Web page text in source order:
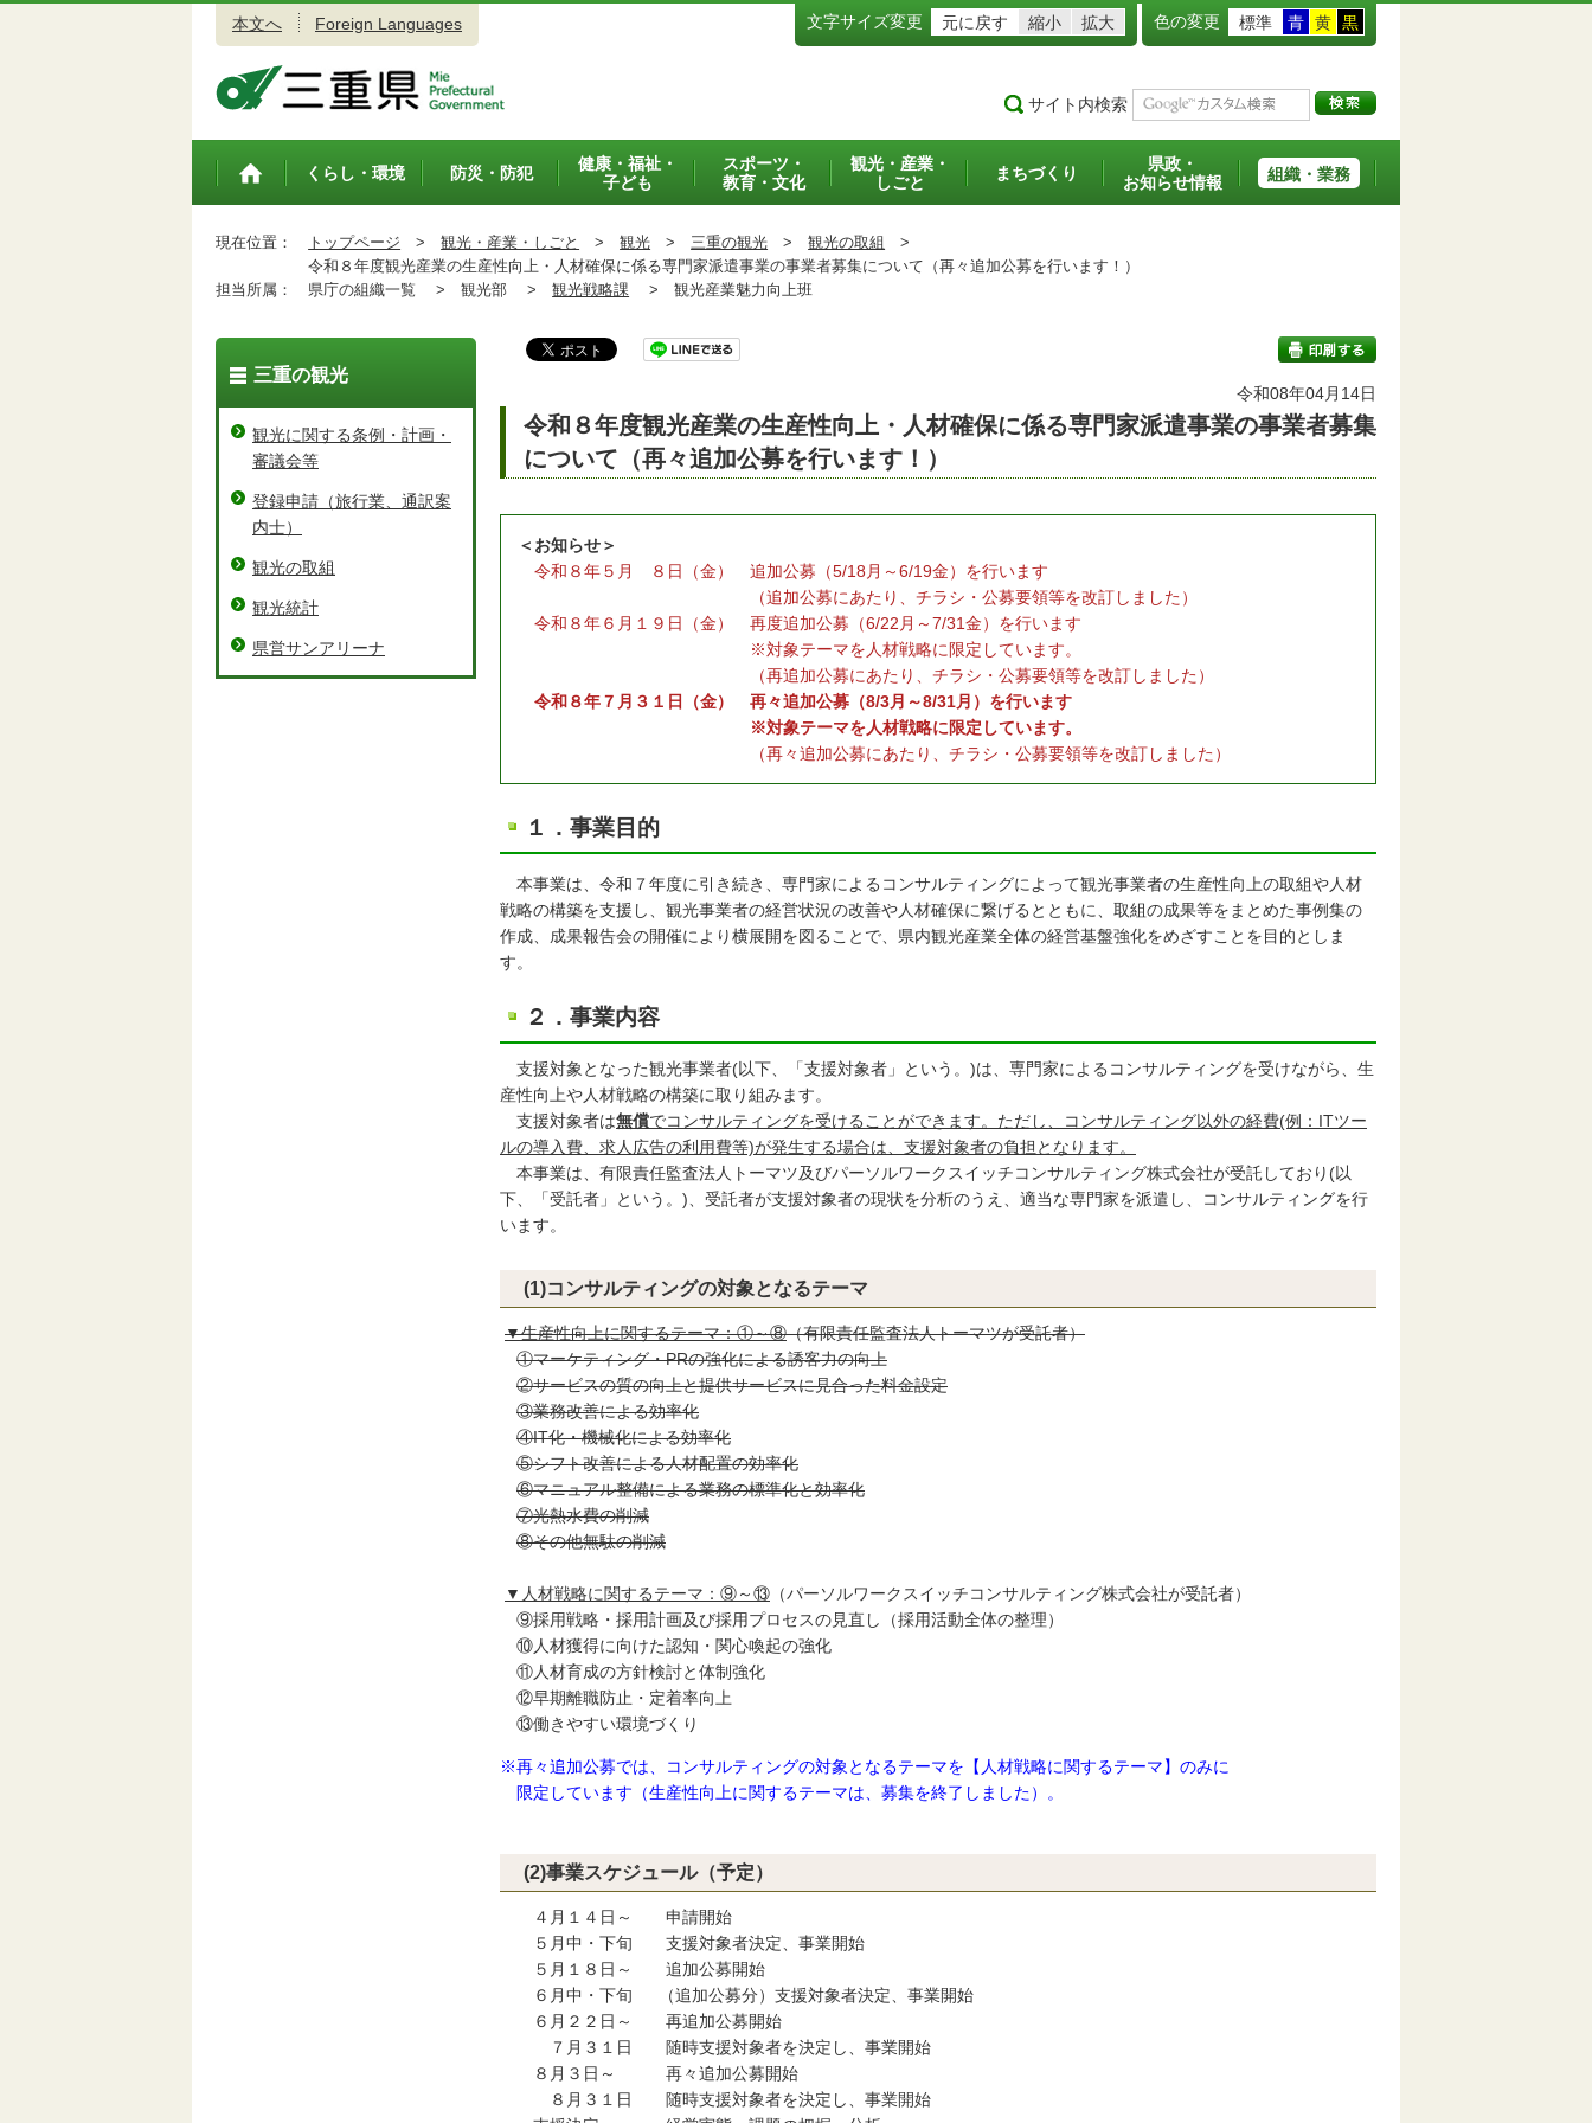
本文へ Foreign Languages 文字サイズ変更 元に戻す 縮小 拡大 色の変更 標準 青 黄 黒
サイト内検索
トップペ
くらし・環境 防災・防犯
健康・福祉・
子ども
スポーツ・
教育・文化
観光・産業・
しごと
まちづくり
県政・
お知らせ情報
組織・業務
現在位置： トップページ > 観光・産業・しごと > 観光 > 三重の観光 > 観光の取組
>
令和８年度観光産業の生産性向上・人材確保に係る専門家派遣事業の事業者募集について（再々追加公募を行います！）
担当所属：
県庁の組織一覧 > 観光部 > 観光戦略課 > 観光産業魅力向上班
令和08年04月14日
令和８年度観光産業の生産性向上・人材確保に係る専門家派遣事業の事業者募集
について（再々追加公募を行います！）
＜お知らせ＞
令和８年５月 ８日（金）
追加公募 （5/18月～6/19金） を行います
（追加公募にあたり、チラシ・公募要領等を改訂しました）
令和８年６月１９日（金） 再度追加公募 （6/22月～7/31金） を行います
※対象テーマを人材戦略に限定しています。
（再追加公募にあたり、チラシ・公募要領等を改訂しました）
令和８年７月３１日（金） 再々追加公募 （8/3月～8/31月） を行います
※対象テーマを人材戦略に限定しています。
（再々追加公募にあたり、チラシ・公募要領等を改訂しました）
１．事業目的
本事業は、令和７年度に引き続き、専門家によるコンサルティングによって観光事業者の生産性向上の取組や人材
戦略の構築を支援し、観光事業者の経営状況の改善や人材確保に繋げるとともに、取組の成果等をまとめた事例集の
作成、成果報告会の開催により横展開を図ることで、県内観光産業全体の経営基盤強化をめざすことを目的としま
す。
２．事業内容
支援対象となった観光事業者(以下、「支援対象者」という。)は、専門家によるコンサルティングを受けながら、生
産性向上や人材戦略の構築に取り組みます。
支援対象者は無償でコンサルティングを受けることができます。ただし、コンサルティング以外の経費(例：ITツー
ルの導入費、求人広告の利用費等)が発生する場合は、支援対象者の負担となります。
本事業は、有限責任監査法人トーマツ及びパーソルワークスイッチコンサルティング株式会社が受託しており(以
下、「受託者」という。)、受託者が支援対象者の現状を分析のうえ、適当な専門家を派遣し、コンサルティングを行
います。
(1)コンサルティングの対象となるテーマ
▼生産性向上に関するテーマ：①～⑧（有限責任監査法人トーマツが受託者）
①マーケティング・PRの強化による誘客力の向上
②サービスの質の向上と提供サービスに見合った料金設定
③業務改善による効率化
④IT化・機械化による効率化
⑤シフト改善による人材配置の効率化
⑥マニュアル整備による業務の標準化と効率化
⑦光熱水費の削減
⑧その他無駄の削減
▼人材戦略に関するテーマ：⑨～⑬ （パーソルワークスイッチコンサルティング株式会社が受託者）
⑨採用戦略・採用計画及び採用プロセスの見直し（採用活動全体の整理）
⑩人材獲得に向けた認知・関心喚起の強化
⑪人材育成の方針検討と体制強化
⑫早期離職防止・定着率向上
⑬働きやすい環境づくり
※再々追加公募では、コンサルティングの対象となるテーマを【人材戦略に関するテーマ】のみに
限定しています（生産性向上に関するテーマは、募集を終了しました）。
(2)事業スケジュール（予定）
４月１４日～ 申請開始
５月中・下旬 支援対象者決定、事業開始
５月１８日～ 追加公募開始
６月中・下旬 （追加公募分）支援対象者決定、事業開始
６月２２日～ 再追加公募開始
７月３１日 随時支援対象者を決定し、事業開始
８月３日～ 再々追加公募開始
８月３１日 随時支援対象者を決定し、事業開始
三重の観光
観光に関する条例・計画・
審議会等
登録申請（旅行業、通訳案
内士）
観光の取組
観光統計
県営サンアリーナ